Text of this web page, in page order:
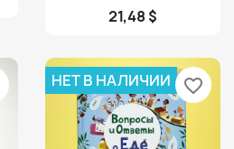
21,48 $
НЕТ В НАЛИЧИИ favorite_border